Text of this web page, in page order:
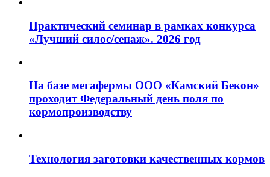
Практический семинар в рамках конкурса
«Лучший силос/сенаж». 2026 год
На базе мегафермы ООО «Камский Бекон»
проходит Федеральный день поля по
кормопроизводству
Технология заготовки качественных кормов